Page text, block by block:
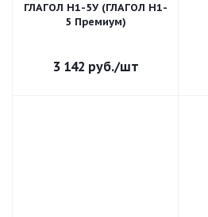
ГЛАГОЛ Н1-5У (ГЛАГОЛ Н1-
5 Премиум)
3 142 руб./шт